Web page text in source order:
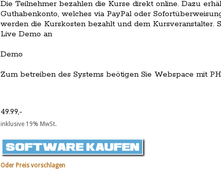
Die Teilnehmer bezahlen die Kurse direkt online. Dazu
Guthabenkonto, welches via PayPal oder
werden die Kurskosten bezahlt und dem Kursveranstalter.
Live Demo an
Demo
Zum betreiben des Systems beötigen Sie Webspace mit
49.99,-
inklusive 19% MwSt.
Oder Preis vorschlagen